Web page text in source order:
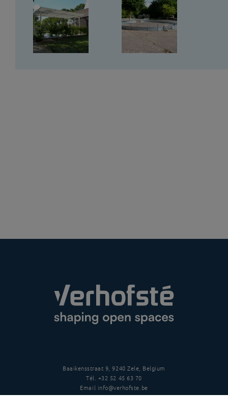
Baaikensstraat 9, 9240 Zele, Belgium
Tél. +32 52 45 63 70
Email info@verhofste.be
TVABE0439 215 109